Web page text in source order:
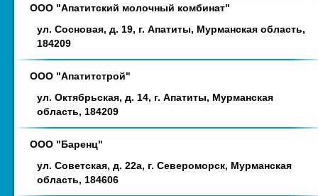
ООО "Апатитский молочный комбинат"
ул. Сосновая, д. 19, г. Апатиты, Мурманская область,
184209
ООО "Апатитстрой"
ул. Октябрьская, д. 14, г. Апатиты, Мурманская
область, 184209
ООО "Баренц"
ул. Советская, д. 22а, г. Североморск, Мурманская
область, 184606